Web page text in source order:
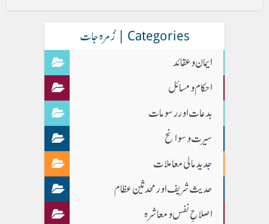
Categories | زُمرہ جات
ایمان وعقائد
احکام و مسائل
بدعات اور رسومات
سیرت و سوانح
جدید مالی معاملات
حدیث شریف اور محدثین عظام
اصلاحِ نفس و معاشرہ